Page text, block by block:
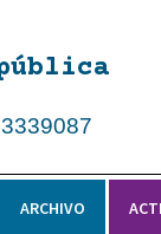
ARCHIVO